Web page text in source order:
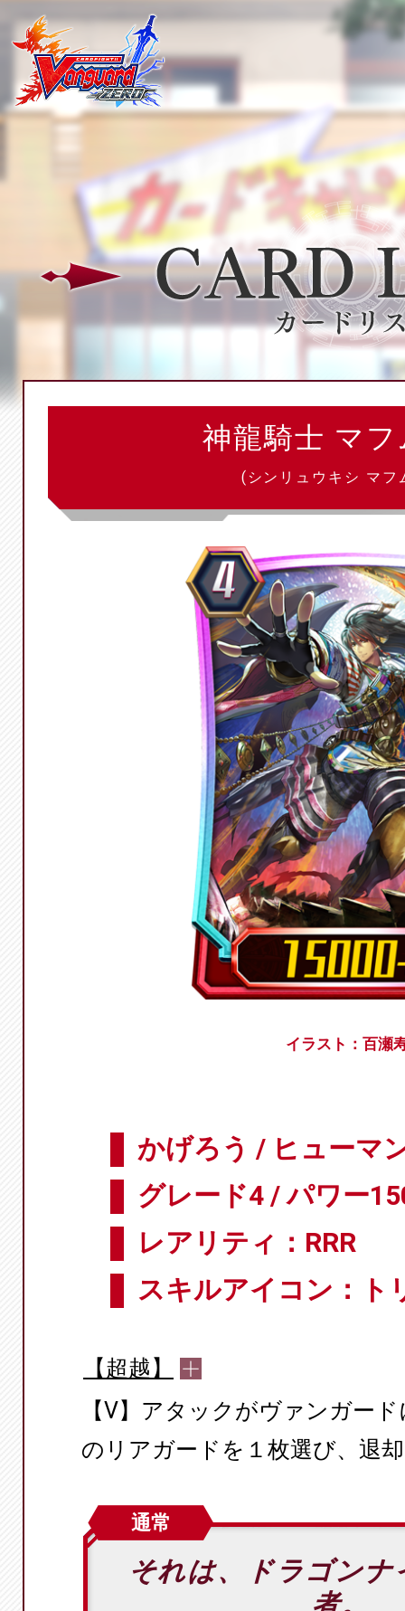
神龍騎士 マ
(シンリュウキシ マフ
イラスト：百瀬
かげろう / ヒューマ
グレード4 / パワー
レアリティ：RRR
スキルアイコン：ト
【超越】
【V】アタックがヴァンガー
のリアガードを１枚選び、退
通常
それは、ドラゴン
者。